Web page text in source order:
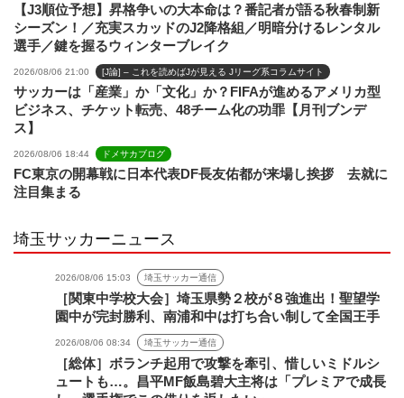
【J3順位予想】昇格争いの大本命は？番記者が語る秋春制新
シーズン！／充実スカッドのJ2降格組／明暗分けるレンタル
選手／鍵を握るウィンターブレイク
2026/08/06 21:00 [J論] – これを読めばJが見える Jリーグ系コラムサイト
サッカーは「産業」か「文化」か？FIFAが進めるアメリカ型
ビジネス、チケット転売、48チーム化の功罪【月刊ブンデ
ス】
2026/08/06 18:44 ドメサカブログ
FC東京の開幕戦に日本代表DF長友佑都が来場し挨拶 去就に
注目集まる
埼玉サッカーニュース
2026/08/06 15:03 埼玉サッカー通信
［関東中学校大会］埼玉県勢２校が８強進出！聖望学
園中が完封勝利、南浦和中は打ち合い制して全国王手
2026/08/06 08:34 埼玉サッカー通信
［総体］ボランチ起用で攻撃を牽引、惜しいミドルシ
ュートも…。昌平MF飯島碧大主将は「プレミアで成長